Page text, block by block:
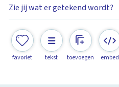
Zie jij wat er getekend wordt?
favoriet tekst toevoegen embed